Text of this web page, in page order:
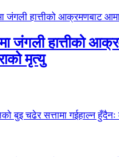
जंगली हात्तीको
मृत्यु